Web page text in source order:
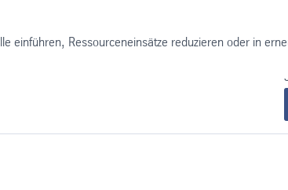
einführen, Ressourceneinsätze reduzieren oder in